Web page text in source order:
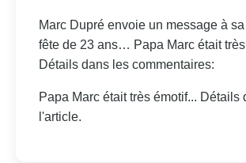
Marc Dupré envoie un message à
fête de 23 ans… Papa Marc était
Détails dans les commentaires:
Papa Marc était très émotif... Détails
l'article.